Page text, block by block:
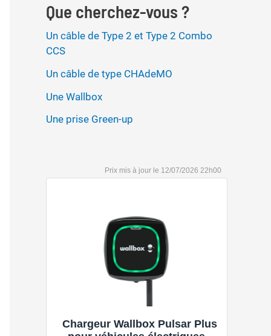
Que cherchez-vous ?
Un câble de Type 2 et Type 2 Combo
CCS
Un câble de type CHAdeMO
Une Wallbox
Une prise Green-up
12/07/2026 22h00
Chargeur Wallbox Pulsar Plus